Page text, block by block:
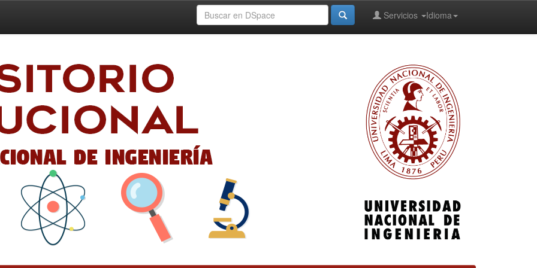
Idioma
Servicios